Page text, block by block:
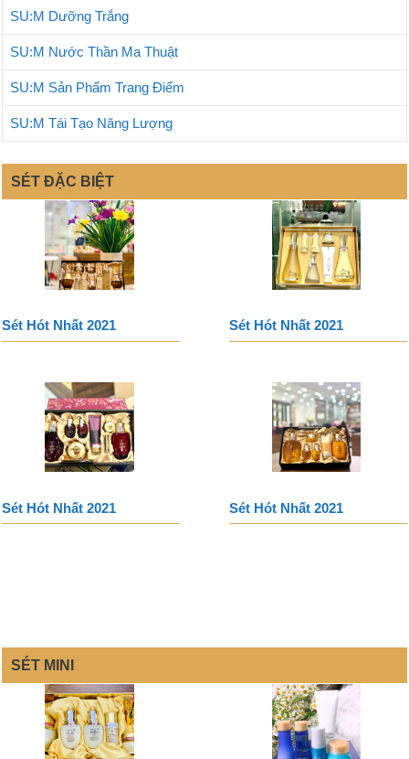
SU:M Dưỡng Trắng
SU:M Nước Thần Ma Thuật
SU:M Sản Phẩm Trang Điểm
SU:M Tái Tạo Năng Lượng
SÉT ĐẶC BIỆT
Sét Hót Nhất 2021 Sét Hót Nhất 2021
Sét Hót Nhất 2021 Sét Hót Nhất 2021
SÉT MINI